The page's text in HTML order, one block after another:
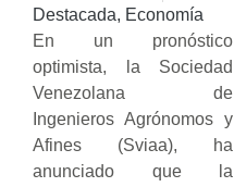
Destacada, Economía
En un pronóstico
optimista, la Sociedad
Venezolana de
Ingenieros Agrónomos y
Afines (Sviaa), ha
anunciado que la